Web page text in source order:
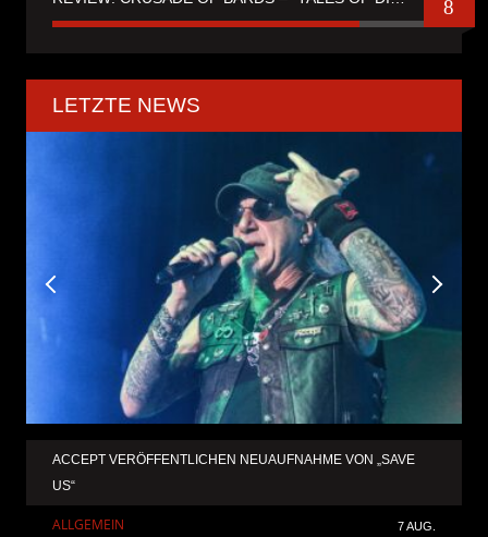
8
LETZTE NEWS
ACCEPT VERÖFFENTLICHEN NEUAUFNAHME VON „SAVE
US“
ALLGEMEIN 7 AUG.